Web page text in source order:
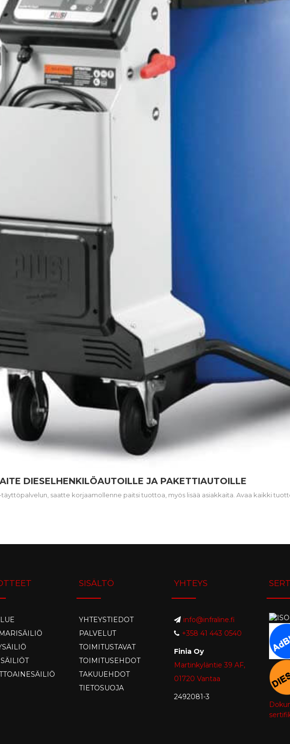
DIESELHENKILÖAUTOILLE JA PAKETTIAUTOILLE
saatte korjaamollenne paitsi tuottoa, myös lisää asiakkaita. Avaa kaikki
SISÄLTÖ
YHTEYSTIEDOT
PALVELUT
TOIMITUSTAVAT
TOIMITUSEHDOT
TAKUUEHDOT
TIETOSUOJA
YHTEYS
info@infraline.fi
+358 41 443 0540
Finia Oy
Martinkyläntie 39 AF,
01720 Vantaa
2492081-3